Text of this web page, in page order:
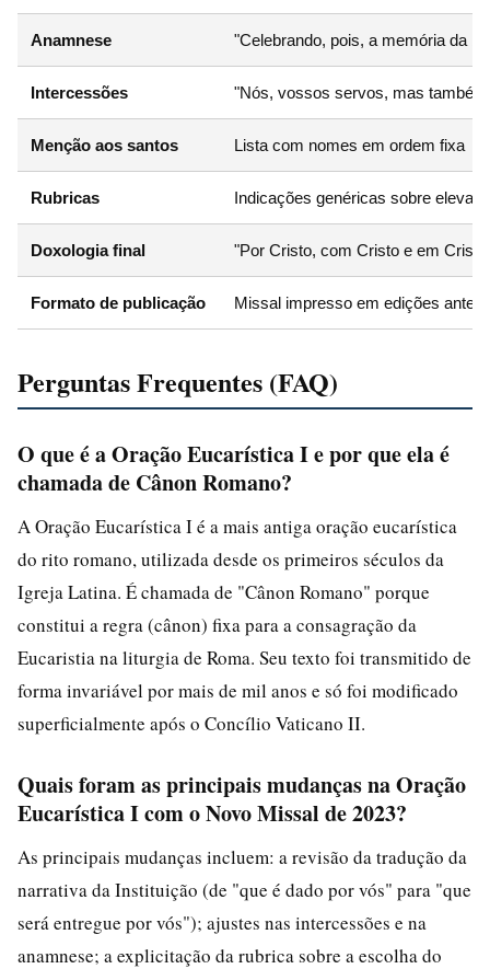
Anamnese "Celebrando, pois, a memória da
Intercessões "Nós, vossos servos, mas
Menção aos santos Lista com nomes em ordem fixa
Rubricas Indicações genéricas sobre
Doxologia final "Por Cristo, com Cristo e em
Formato de publicação Missal impresso em edições
Perguntas Frequentes (FAQ)
O que é a Oração Eucarística I e por que ela é
chamada de Cânon Romano?
A Oração Eucarística I é a mais antiga oração eucarística
do rito romano, utilizada desde os primeiros séculos da
Igreja Latina. É chamada de "Cânon Romano" porque
constitui a regra (cânon) fixa para a consagração da
Eucaristia na liturgia de Roma. Seu texto foi transmitido de
forma invariável por mais de mil anos e só foi modificado
superficialmente após o Concílio Vaticano II.
Quais foram as principais mudanças na Oração
Eucarística I com o Novo Missal de 2023?
As principais mudanças incluem: a revisão da tradução da
narrativa da Instituição (de "que é dado por vós" para "que
será entregue por vós"); ajustes nas intercessões e na
anamnese; a explicitação da rubrica sobre a escolha do